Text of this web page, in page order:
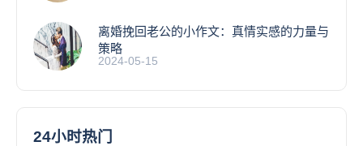
离婚挽回老公的小作文：真情实感的力量与
策略
2024-05-15
24小时热门